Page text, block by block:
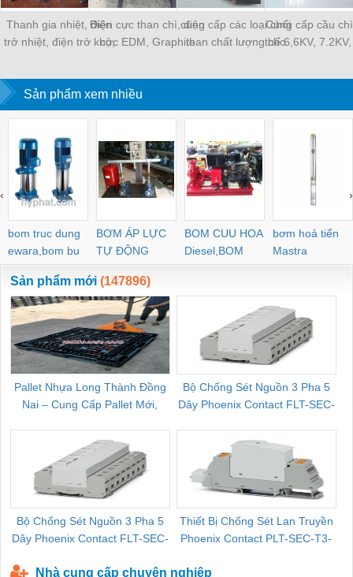
Thanh gia nhiệt, điện
trở nhiệt, điện trở khô,
Điện cực than chì, điện
cực EDM, Graphite
xung , vảy than chì
cung cấp các loại chổi
than chất lượng cho
Cung cấp cầu
thế 6,6KV,
Sản phẩm xem nhiều
bom truc dung
ewara,bom bu
ewara
BƠM ÁP LỰC
TỰ ĐỘNG
BOM CUU HOA
Diesel,BOM
CHUA CHAY
bơm hoả tiển
Mastra
‹ ›
Sản phẩm mới (147896)
Pallet Nhựa Long Thành Đồng
Nai – Cung Cấp Pallet Mới,
Bộ Chống Sét Nguồn 3 Pha 5
Dây Phoenix Contact FLT-SEC-
Bộ Chống Sét Nguồn 3 Pha 5
Dây Phoenix Contact FLT-SEC-
Thiết Bị Chống Sét Lan Truyền
Phoenix Contact PLT-SEC-T3-
Nhà cung cấp chuyên nghiệp